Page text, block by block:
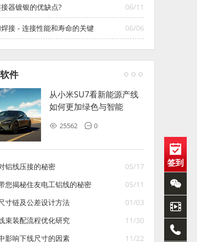
06/11
器镀银的优缺点?
06/06
接 - 连接性能和寿命的关键
件
从小米SU7看新能源产线
如何更加绿色与智能
25562 0
05/17
铝线压接的秘密
05/11
您揭秘住友电工铝线的秘密
01/03
寸链及公差设计方法
11/30
束装配流程优化研究
11/22
影响下线尺寸的因素
签到